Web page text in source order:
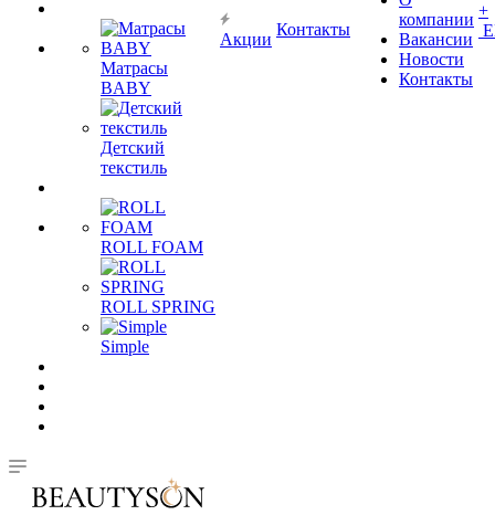
Матрасы
BABY
Детский
текстиль
ROLL FOAM
ROLL SPRING
Simple
Акции
Контакты
компании
Вакансии
Новости
Контакты
+